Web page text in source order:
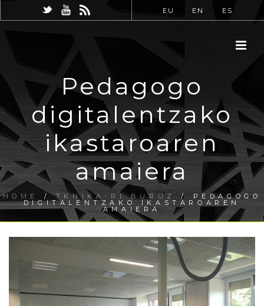
EU EN ES
Pedagogo
digitalentzako
ikastaroaren
amaiera
HOME /TKNIKA-RI BURUZ / PEDAGOGO
DIGITALENTZAKO IKASTAROAREN
AMAIERA